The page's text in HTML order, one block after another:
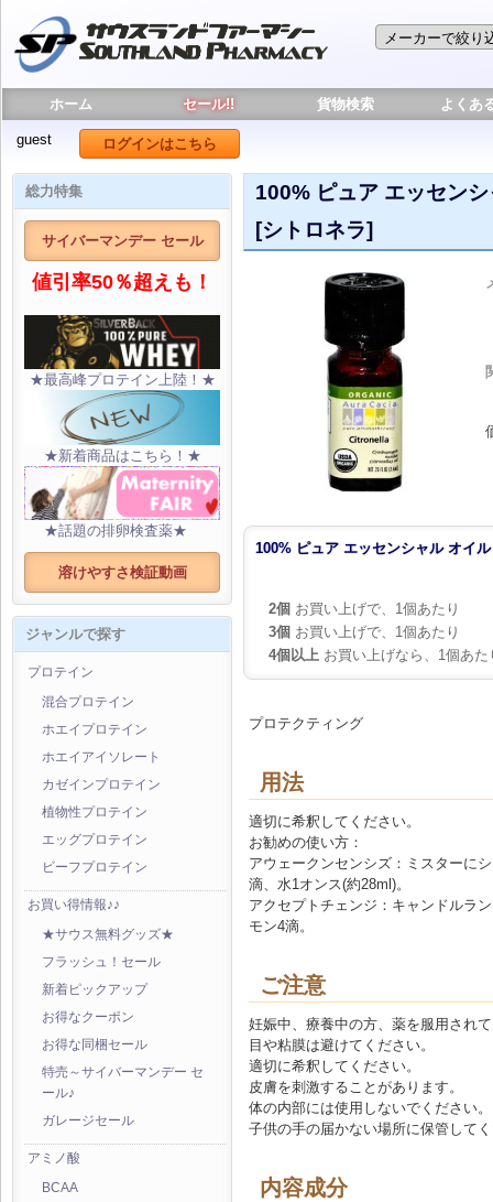
ホーム セール!! 貨物検索 よくあ
guest ログインはこちら
総力特集
サイバーマンデー セール
値引率50％超えも！
★最高峰プロテイン上陸！★
★新着商品はこちら！★
★話題の排卵検査薬★
溶けやすさ検証動画
ジャンルで探す
プロテイン
混合プロテイン
ホエイプロテイン
ホエイアイソレート
カゼインプロテイン
植物性プロテイン
エッグプロテイン
ビーフプロテイン
お買い得情報♪♪
★サウス無料グッズ★
フラッシュ！セール
新着ピックアップ
お得なクーポン
お得な同梱セール
特売～サイバーマンデー セ
ール♪
ガレージセール
アミノ酸
BCAA
100% ピュア エッセン
[シトロネラ]
100% ピュア エッセンシャル オイ
2個 お買い上げで、1個あたり
3個 お買い上げで、1個あたり
4個以上 お買い上げなら、1個あた
プロテクティング
用法
適切に希釈してください。
お勧めの使い方：
アウェークンセンシズ：ミスターに
滴、水1オンス(約28ml)。
アクセプトチェンジ：キャンドルラ
モン4滴。
ご注意
妊娠中、療養中の方、薬を服用され
目や粘膜は避けてください。
適切に希釈してください。
皮膚を刺激することがあります。
体の内部には使用しないでください。
子供の手の届かない場所に保管して
内容成分